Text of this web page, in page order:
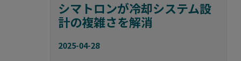
シマトロンが冷却システム設
計の複雑さを解消
2025-04-28